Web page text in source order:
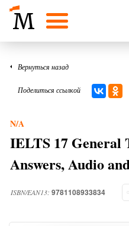
Вернуться назад
Поделиться ссылкой
N/A
IELTS 17 General
Answers, Audio
ISBN/EAN13: 9781108933834